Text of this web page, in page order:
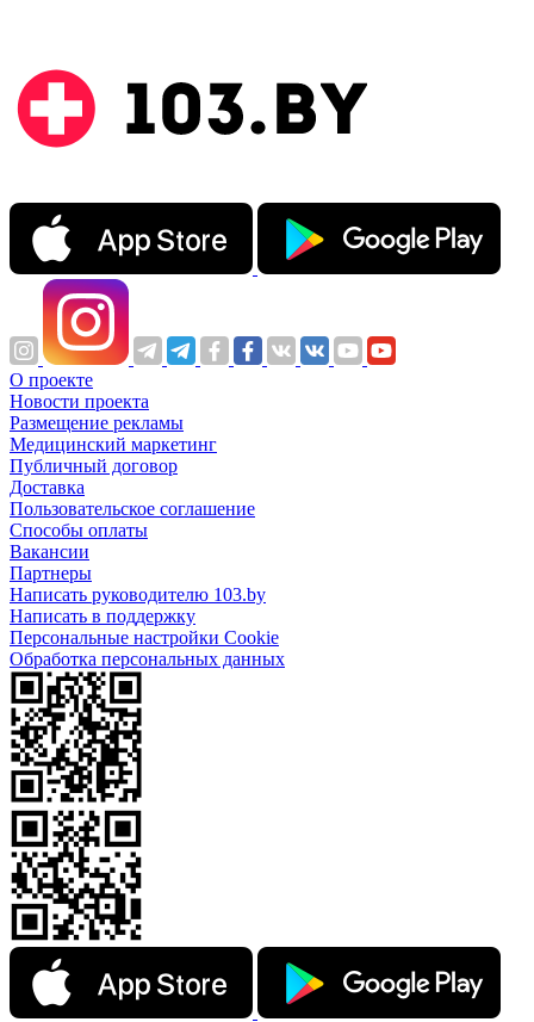
О проекте
Новости проекта
Размещение рекламы
Медицинский маркетинг
Публичный договор
Доставка
Пользовательское соглашение
Способы оплаты
Вакансии
Партнеры
Написать руководителю 103.by
Написать в поддержку
Персональные настройки Cookie
Обработка персональных данных